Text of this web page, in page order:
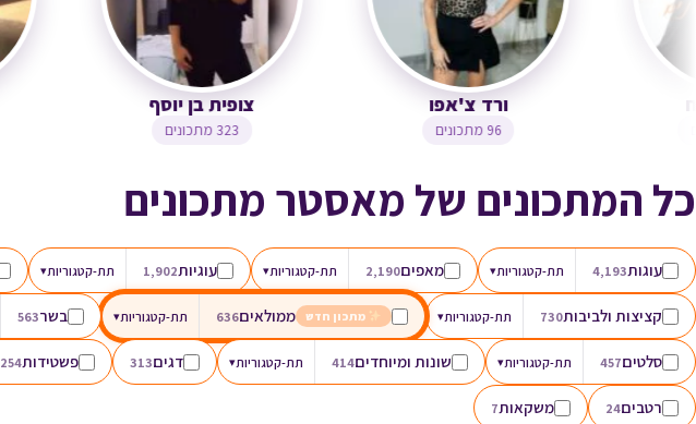
צופית בן יוסף ורד צ'אפו
כל המתכונים של מאסטר מתכונים
עוגות4,193 תת-קטגוריות▾ מאפים2,190 תת-קטגוריות▾ עוגיות1,902 תת-קטגוריות▾
קציצות ולביבות730 תת-קטגוריות▾ מתכון חדש ממולאים636 תת-קטגוריות▾ בשר563
סלטים457 תת-קטגוריות▾ שונות ומיוחדים414 תת-קטגוריות▾ דגים313 פשטידות254
רטבים24 משקאות7